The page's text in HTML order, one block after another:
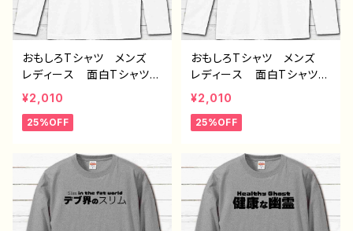
（グレー） 作：んごミック
C-3
おもしろTシャツ メンズ
レディース 面白Tシャツ
かわいい おしゃれ イラ
スト ブタ 動物 ゆるか
わ ゆるい ユニーク ネ
ー おすすめ 個性的 人
気 イラストレーター クリ
エイター 絵師 オリジナ
ル デザイン グッズ 半
袖シャツ デザイン コラ
¥2,010
25%OFF
おもしろTシャツ メンズ
レディース 面白Tシャツ
かわいい おしゃれ イラ
スト ブタ 動物 ゆるか
わ ゆるい ユニーク ネ
ー おすすめ 個性的 人
気 イラストレーター クリ
エイター 絵師 オリジナ
ル デザイン グッズ 半
袖シャツ デザイン コラ
¥2,010
25%OFF